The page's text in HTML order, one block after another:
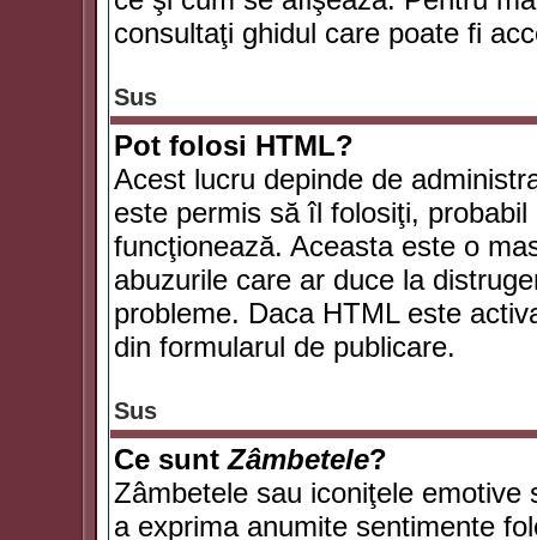
consultaţi ghidul care poate fi
Sus
Pot folosi HTML?
Acest lucru depinde de
este permis să îl folosiţi,
funcţionează. Aceasta este o
abuzurile care ar duce la
probleme. Daca HTML este
din formularul de publicare.
Sus
Ce suntZâmbetele?
Zâmbetele sau iconiţele
a exprima anumite sentimente